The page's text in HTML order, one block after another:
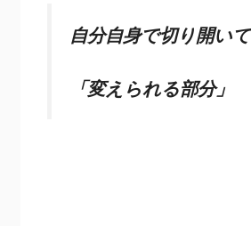
自分自身で切り開い
「変えられる部分」